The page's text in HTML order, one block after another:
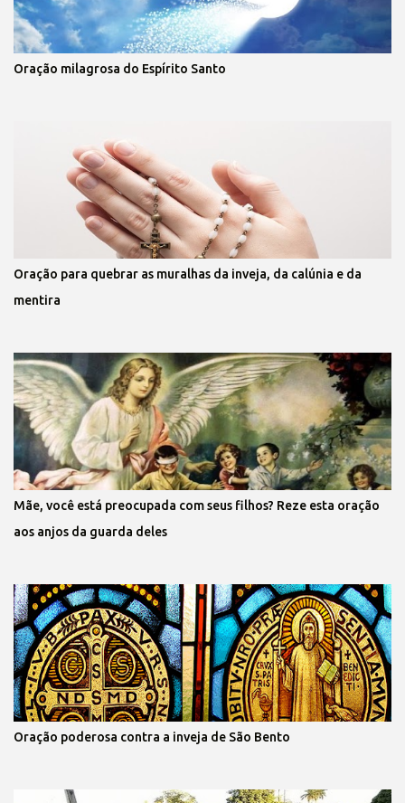
Oração milagrosa do Espírito Santo
Oração para quebrar as muralhas da inveja, da calúnia e da
mentira
Mãe, você está preocupada com seus filhos? Reze esta oração
aos anjos da guarda deles
Oração poderosa contra a inveja de São Bento